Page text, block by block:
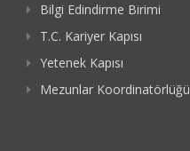
Bilgi Edindirme Birimi
T.C. Kariyer Kapısı
Yetenek Kapısı
Mezunlar Koordinatörlüğü